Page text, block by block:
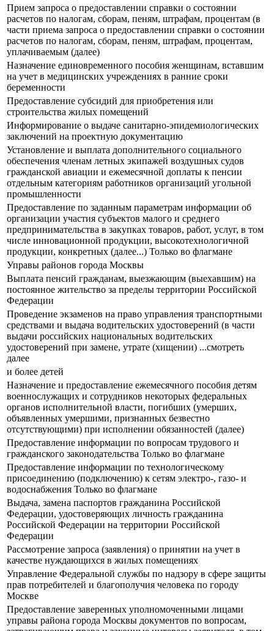
Прием запроса о предоставлении справки о состоянии
расчетов по налогам, сборам, пеням, штрафам, процентам (в
части приема запроса о предоставлении справки о состоянии
расчетов по налогам, сборам, пеням, штрафам, процентам,
уплачиваемым (далее)
Назначение единовременного пособия женщинам, вставшим
на учет в медицинских учреждениях в ранние сроки
беременности
Предоставление субсидий для приобретения или
строительства жилых помещений
Информирование о выдаче санитарно-эпидемиологических
заключений на проектную документацию
Установление и выплата дополнительного социального
обеспечения членам летных экипажей воздушных судов
гражданской авиации и ежемесячной доплаты к пенсии
отдельным категориям работников организаций угольной
промышленности
Предоставление по заданным параметрам информации об
организации участия субъектов малого и среднего
предпринимательства в закупках товаров, работ, услуг, в том
числе инновационной продукции, высокотехнологичной
продукции, конкретных (далее...) Только во флагмане
Управы районов города Москвы
Выплата пенсий гражданам, выезжающим (выехавшим) на
постоянное жительство за пределы территории Российской
Федерации
Прoведение экзаменов на право управления транспортными
средствами и выдача водительских удостоверений (в части
выдачи российских национальных водительских
удостоверений при замене, утрате (хищении) ...смотреть
далее
и более детей
Назначение и предоставление ежемесячного пособия детям
военнослужащих и сотрудников некоторых федеральных
органов исполнительной власти, погибших (умерших,
объявленных умершими, признанных безвестно
отсутствующими) при исполнении обязанностей (далее)
Предоставление информации по вопросам трудового и
гражданского законодательства Только во флагмане
Предоставление информации по технологическому
присоединению (подключению) к сетям электро-, газо- и
водоснабжения Только во флагмане
Выдача, замена паспортов гражданина Российской
Федерации, удостоверяющих личность гражданина
Российской Федерации на территории Российской
Федерации
Рассмотрение запроса (заявления) о принятии на учет в
качестве нуждающихся в жилых помещениях
Управление Федеральной службы по надзору в сфере защиты
прав потребителей и благополучия человека по городу
Москве
Предоставление заверенных уполномоченными лицами
управы района города Москвы документов по вопросам,